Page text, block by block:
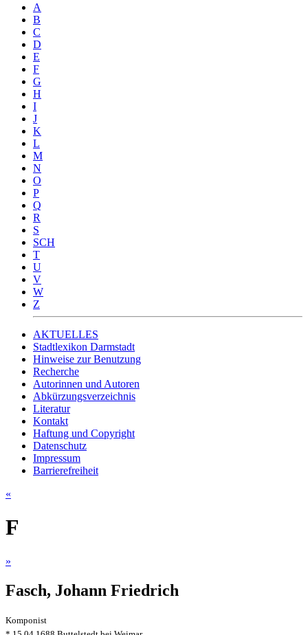
A
B
C
D
E
F
G
H
I
J
K
L
M
N
O
P
Q
R
S
SCH
T
U
V
W
Z
AKTUELLES
Stadtlexikon Darmstadt
Hinweise zur Benutzung
Recherche
Autorinnen und Autoren
Abkürzungsverzeichnis
Literatur
Kontakt
Haftung und Copyright
Datenschutz
Impressum
Barrierefreiheit
«
F
»
Fasch, Johann Friedrich
Komponist